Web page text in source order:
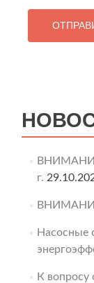
г.
Насосные
К вопросу